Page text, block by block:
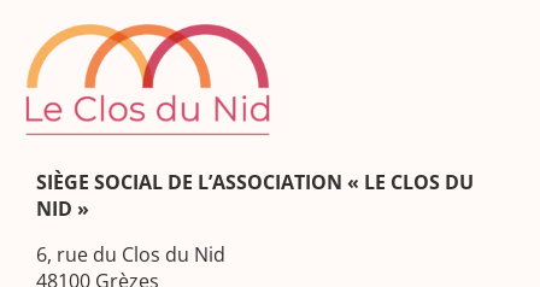
SIÈGE SOCIAL DE L’ASSOCIATION « LE CLOS DU
NID »
6, rue du Clos du Nid
48100 Grèzes